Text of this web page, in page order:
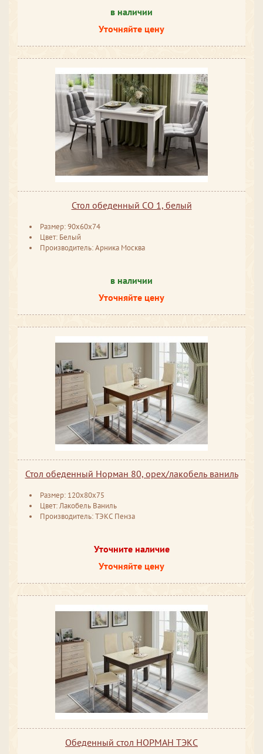
в наличии
Уточняйте цену
Стол обеденный СО 1, белый
Размер: 90x60x74
Цвет: Белый
Производитель: Арника Москва
в наличии
Уточняйте цену
Стол обеденный Норман 80, орех/лакобель ваниль
Размер: 120x80x75
Цвет: Лакобель Ваниль
Производитель: ТЭКС Пенза
Уточните наличие
Уточняйте цену
Обеденный стол НОРМАН ТЭКС